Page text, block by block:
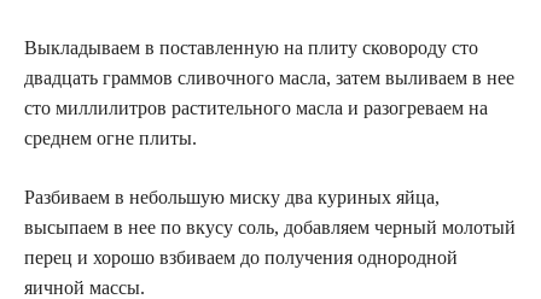
Выкладываем в поставленную на плиту сковороду сто
двадцать граммов сливочного масла, затем выливаем в нее
сто миллилитров растительного масла и разогреваем на
среднем огне плиты.
Разбиваем в небольшую миску два куриных яйца,
высыпаем в нее по вкусу соль, добавляем черный молотый
перец и хорошо взбиваем до получения однородной
яичной массы.